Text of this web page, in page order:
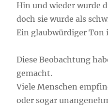
Hin und wieder wurde
doch sie wurde als
Ein glaubwürdiger Ton
Diese Beobachtung
gemacht.
Viele Menschen
oder sogar